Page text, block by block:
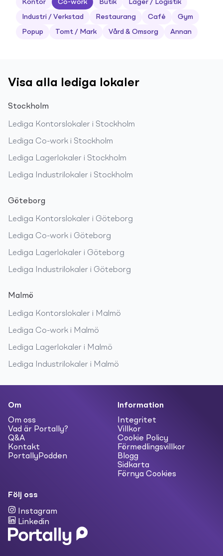
Kontor Co-work Butik Lager / Logistik
Industri / Verkstad Restaurang Café Gym
Popup Tomt / Mark Vård & Omsorg Annan
Visa alla lediga lokaler
Stockholm
Lediga Kontorslokaler i Stockholm
Lediga Co-work i Stockholm
Lediga Lagerlokaler i Stockholm
Lediga Industrilokaler i Stockholm
Göteborg
Lediga Kontorslokaler i Göteborg
Lediga Co-work i Göteborg
Lediga Lagerlokaler i Göteborg
Lediga Industrilokaler i Göteborg
Malmö
Lediga Kontorslokaler i Malmö
Lediga Co-work i Malmö
Lediga Lagerlokaler i Malmö
Lediga Industrilokaler i Malmö
Om
Om oss
Vad är Portally?
Q&A
Kontakt
PortallyPodden
Information
Integritet
Villkor
Cookie Policy
Förmedlingsvillkor
Blogg
Sidkarta
Förnya Cookies
Följ oss
Instagram
Linkedin